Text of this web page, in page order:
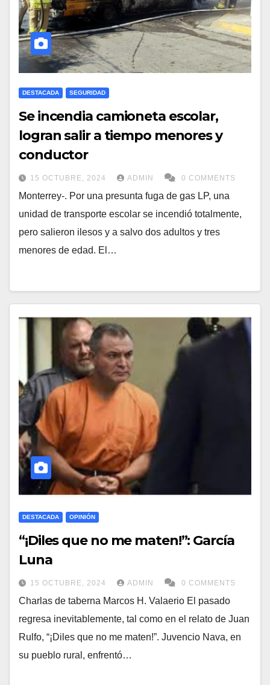
DESTACADA SEGURIDAD
Se incendia camioneta escolar,
logran salir a tiempo menores y
conductor
15 OCTUBRE, 2024 ADMIN 0 COMMENTS
Monterrey-. Por una presunta fuga de gas LP, una
unidad de transporte escolar se incendió totalmente,
pero salieron ilesos y a salvo dos adultos y tres
menores de edad. El…
DESTACADA OPINIÓN
“¡Diles que no me maten!”: García
Luna
15 OCTUBRE, 2024 ADMIN 0 COMMENTS
Charlas de taberna Marcos H. Valaerio El pasado
regresa inevitablemente, tal como en el relato de Juan
Rulfo, “¡Diles que no me maten!”. Juvencio Nava, en
su pueblo rural, enfrentó…